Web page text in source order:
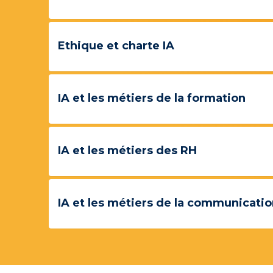
Ethique et charte IA
IA et les métiers de la formation
IA et les métiers des RH
IA et les métiers de la